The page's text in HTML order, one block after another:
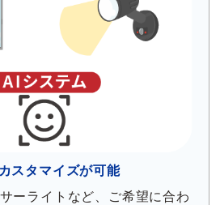
スタマイズが可能
ーライトなど、ご希望に合わ